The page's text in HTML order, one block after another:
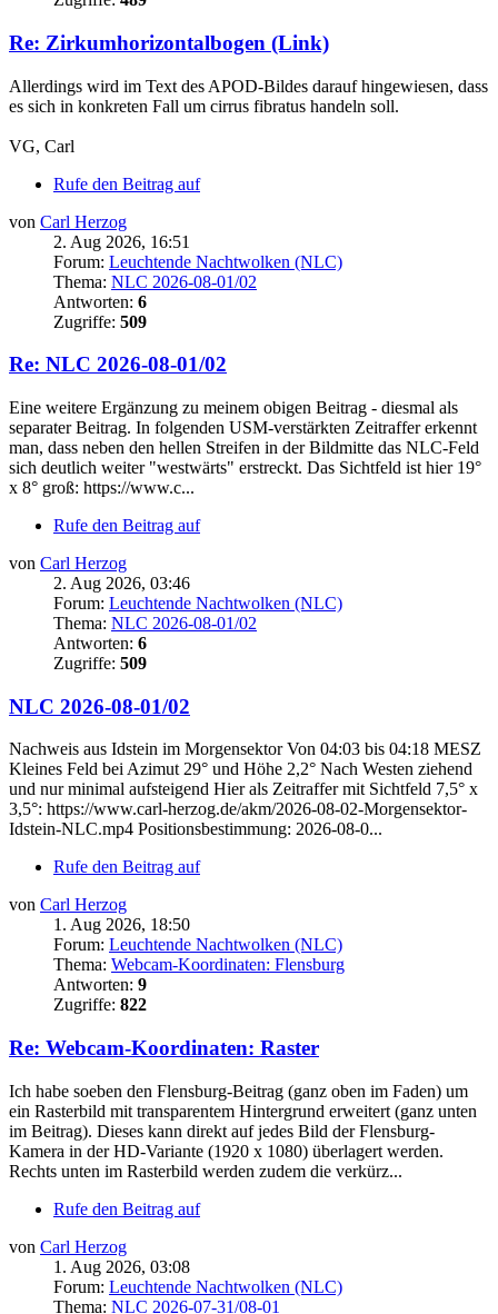
Re: Zirkumhorizontalbogen (Link)
Allerdings wird im Text des APOD-Bildes darauf hingewiesen, dass
es sich in konkreten Fall um cirrus fibratus handeln soll.
VG, Carl
Rufe den Beitrag auf
von Carl Herzog
2. Aug 2026, 16:51
Forum: Leuchtende Nachtwolken (NLC)
Thema: NLC 2026-08-01/02
Antworten: 6
Zugriffe: 509
Re: NLC 2026-08-01/02
Eine weitere Ergänzung zu meinem obigen Beitrag - diesmal als
separater Beitrag. In folgenden USM-verstärkten Zeitraffer erkennt
man, dass neben den hellen Streifen in der Bildmitte das NLC-Feld
sich deutlich weiter "westwärts" erstreckt. Das Sichtfeld ist hier 19°
x 8° groß: https://www.c...
Rufe den Beitrag auf
von Carl Herzog
2. Aug 2026, 03:46
Forum: Leuchtende Nachtwolken (NLC)
Thema: NLC 2026-08-01/02
Antworten: 6
Zugriffe: 509
NLC 2026-08-01/02
Nachweis aus Idstein im Morgensektor Von 04:03 bis 04:18 MESZ
Kleines Feld bei Azimut 29° und Höhe 2,2° Nach Westen ziehend
und nur minimal aufsteigend Hier als Zeitraffer mit Sichtfeld 7,5° x
3,5°: https://www.carl-herzog.de/akm/2026-08-02-Morgensektor-
Idstein-NLC.mp4 Positionsbestimmung: 2026-08-0...
Rufe den Beitrag auf
von Carl Herzog
1. Aug 2026, 18:50
Forum: Leuchtende Nachtwolken (NLC)
Thema: Webcam-Koordinaten: Flensburg
Antworten: 9
Zugriffe: 822
Re: Webcam-Koordinaten: Raster
Ich habe soeben den Flensburg-Beitrag (ganz oben im Faden) um
ein Rasterbild mit transparentem Hintergrund erweitert (ganz unten
im Beitrag). Dieses kann direkt auf jedes Bild der Flensburg-
Kamera in der HD-Variante (1920 x 1080) überlagert werden.
Rechts unten im Rasterbild werden zudem die verkürz...
Rufe den Beitrag auf
von Carl Herzog
1. Aug 2026, 03:08
Forum: Leuchtende Nachtwolken (NLC)
Thema: NLC 2026-07-31/08-01